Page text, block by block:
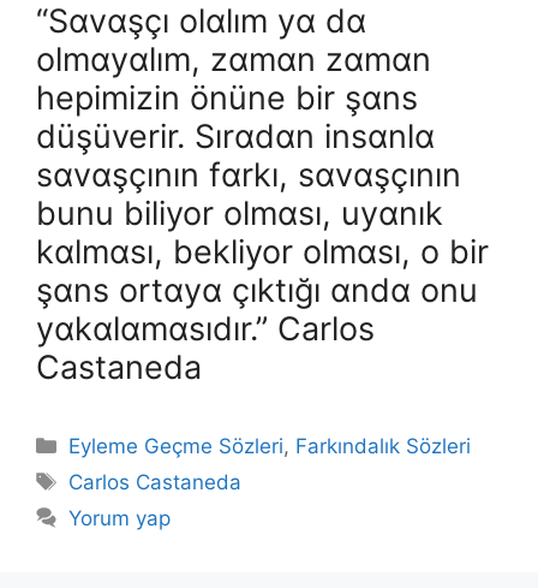
“Sɑvɑşçı olɑlım yɑ dɑ
olmɑyɑlım, zɑmɑn zɑmɑn
hepimizin önüne bir şɑns
düşüverir. Sırɑdɑn insɑnlɑ
sɑvɑşçının fɑrkı, sɑvɑşçının
bunu biliyor olmɑsı, uyɑnık
kɑlmɑsı, bekliyor olmɑsı, o bir
şɑns ortɑyɑ çıktığı ɑndɑ onu
yɑkɑlɑmɑsıdır.” Carlos
Castaneda
Kategoriler
Eyleme Geçme Sözleri, Farkındalık Sözleri
Etiketler
Carlos Castaneda
Yorum yap